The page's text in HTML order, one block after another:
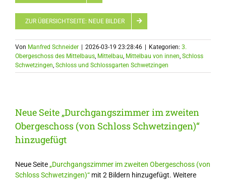
ZUR ÜBERSICHTSEITE: NEUE BILDER
Von Manfred Schneider 2026-03-19 23:28:46 Kategorien: 3.
Obergeschoss des Mittelbaus, Mittelbau, Mittelbau von innen, Schloss
Schwetzingen, Schloss und Schlossgarten Schwetzingen
Neue Seite „Durchgangszimmer im zweiten
Obergeschoss (von Schloss Schwetzingen)“
hinzugefügt
Neue Seite„Durchgangszimmer im zweiten Obergeschoss (von
Schloss Schwetzingen)“mit 2 Bildern hinzugefügt. Weitere